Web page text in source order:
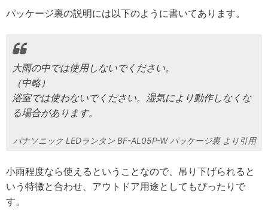
パッケージ裏の説明には以下のように書いてあります。
大雨の中では使用しないでください。
（中略）
浴室では使わないでください。湿気により動作しなくな
る場合があります。
パナソニック LEDランタン BF-AL05P-W パッケージ裏
小雨程度なら使えるということなので、吊り下げられると
いう特徴と合わせ、アウトドア用途としてもぴったりで
す。